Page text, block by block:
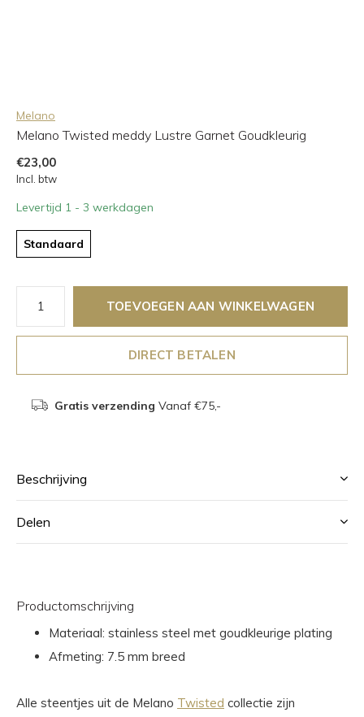
Melano
Melano Twisted meddy Lustre Garnet Goudkleurig
€23,00
Incl. btw
Levertijd 1 - 3 werkdagen
Standaard
TOEVOEGEN AAN WINKELWAGEN
DIRECT BETALEN
Gratis verzending Vanaf €75,-
Beschrijving
Delen
Productomschrijving
Materiaal: stainless steel met goudkleurige plating
Afmeting: 7.5 mm breed
Alle steentjes uit de Melano Twisted collectie zijn